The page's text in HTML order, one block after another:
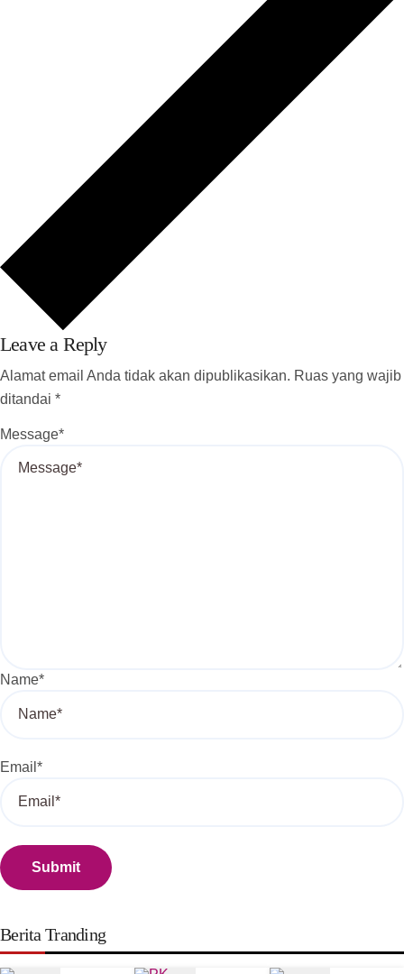
Leave a Reply
Alamat email Anda tidak akan dipublikasikan. Ruas yang wajib
ditandai *
Message*
Name*
Email *
Berita Tranding